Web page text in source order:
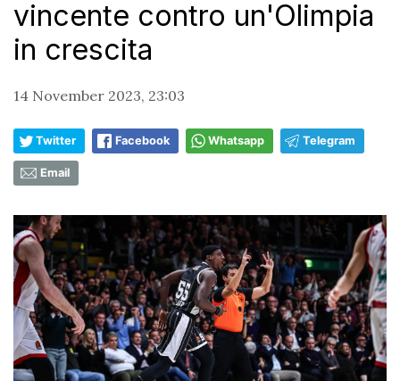
vincente contro un'Olimpia
in crescita
14 November 2023, 23:03
Twitter Facebook Whatsapp Telegram
Email